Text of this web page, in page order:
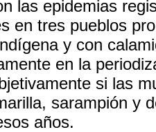
las epidemias
en tres pueblos
y con
en la
si las
sarampión y
años.